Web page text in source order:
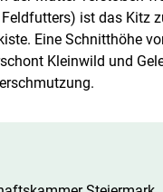
ist das Kitz
Eine Schnitthöhe
Kleinwild und